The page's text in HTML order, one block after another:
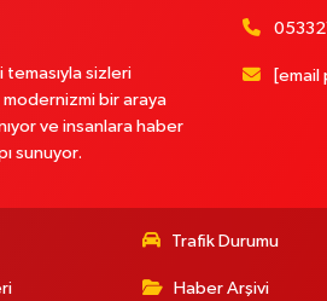
sizleri
bir araya
ve insanlara haber
sunuyor.
Trafik Durumu
Haber Arşivi